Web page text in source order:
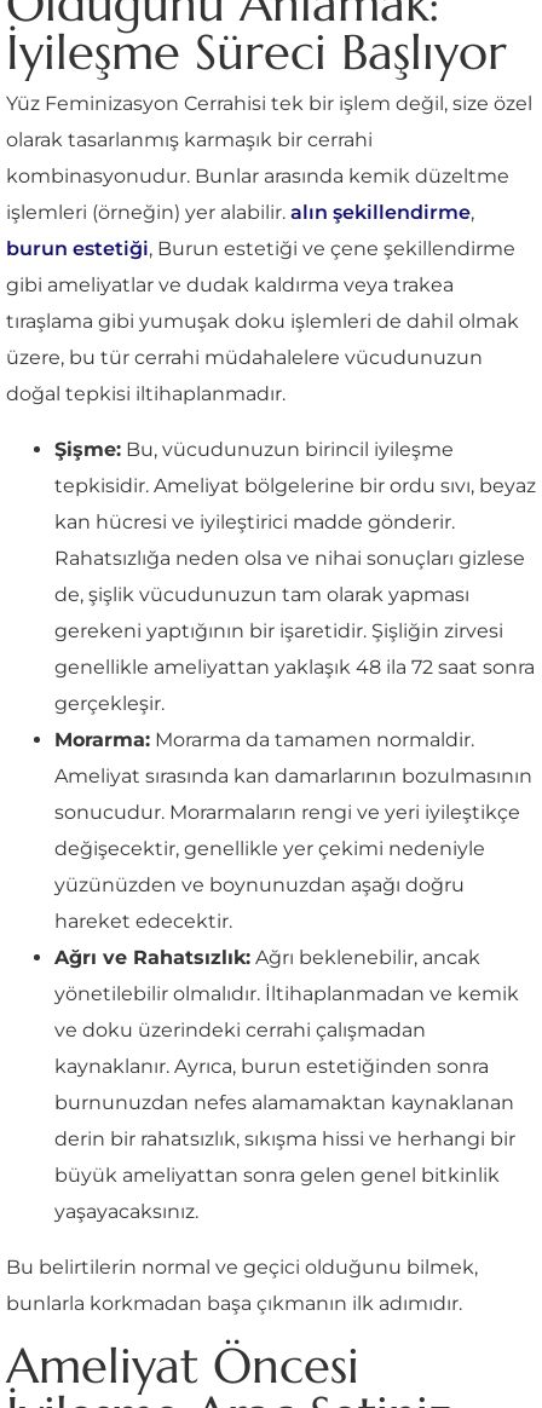
İyileşme Süreci Başlıyor
Yüz Feminizasyon Cerrahisi tek bir işlem değil, size özel
olarak tasarlanmış karmaşık bir cerrahi
kombinasyonudur. Bunlar arasında kemik düzeltme
işlemleri (örneğin) yer alabilir. alın şekillendirme,
burun estetiği, Burun estetiği ve çene şekillendirme
gibi ameliyatlar ve dudak kaldırma veya trakea
tıraşlama gibi yumuşak doku işlemleri de dahil olmak
üzere, bu tür cerrahi müdahalelere vücudunuzun
doğal tepkisi iltihaplanmadır.
Şişme: Bu, vücudunuzun birincil iyileşme
tepkisidir. Ameliyat bölgelerine bir ordu sıvı, beyaz
kan hücresi ve iyileştirici madde gönderir.
Rahatsızlığa neden olsa ve nihai sonuçları gizlese
de, şişlik vücudunuzun tam olarak yapması
gerekeni yaptığının bir işaretidir. Şişliğin zirvesi
genellikle ameliyattan yaklaşık 48 ila 72 saat sonra
gerçekleşir.
Morarma: Morarma da tamamen normaldir.
Ameliyat sırasında kan damarlarının bozulmasının
sonucudur. Morarmaların rengi ve yeri iyileştikçe
değişecektir, genellikle yer çekimi nedeniyle
yüzünüzden ve boynunuzdan aşağı doğru
hareket edecektir.
Ağrı ve Rahatsızlık: Ağrı beklenebilir, ancak
yönetilebilir olmalıdır. İltihaplanmadan ve kemik
ve doku üzerindeki cerrahi çalışmadan
kaynaklanır. Ayrıca, burun estetiğinden sonra
burnunuzdan nefes alamamaktan kaynaklanan
derin bir rahatsızlık, sıkışma hissi ve herhangi bir
büyük ameliyattan sonra gelen genel bitkinlik
yaşayacaksınız.
Bu belirtilerin normal ve geçici olduğunu bilmek,
bunlarla korkmadan başa çıkmanın ilk adımıdır.
Ameliyat Öncesi